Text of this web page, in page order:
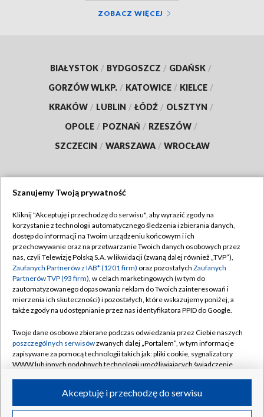
ZOBACZ WIĘCEJ
BIAŁYSTOK / BYDGOSZCZ / GDAŃSK /
GORZÓW WLKP. / KATOWICE / KIELCE /
KRAKÓW / LUBLIN / ŁÓDŹ / OLSZTYN /
OPOLE / POZNAŃ / RZESZÓW /
SZCZECIN / WARSZAWA / WROCŁAW
TVP
Abonament TVP
Emisja w TVP
Centrum informacji TVP
Naziemna Telewizja Cyfrowa
Rada Programowa
System NOS
Informacje o nadawcy
Program dla prasy
Regulamin TVP
Polityka prywatności
Moje zgody
Pomoc
Kontakt
Kanały
©2026 Telewizja Polska S.A. w likwidacji
Szanujemy Twoją prywatność
Kliknij "Akceptuję i przechodzę do serwisu", aby wyrazić zgody na
korzystanie z technologii automatycznego śledzenia i zbierania danych,
dostęp do informacji na Twoim urządzeniu końcowym i ich
przechowywanie oraz na przetwarzanie Twoich danych osobowych przez
nas, czyli Telewizję Polską S.A. w likwidacji (zwaną dalej również „TVP”),
Zaufanych Partnerów z IAB* (1201 firm) oraz pozostałych Zaufanych
Partnerów TVP (93 firm), w celach marketingowych (w tym do
zautomatyzowanego dopasowania reklam do Twoich zainteresowań i
mierzenia ich skuteczności) i pozostałych, które wskazujemy poniżej, a
także zgody na udostępnianie przez nas identyfikatora PPID do Google.
Twoje dane osobowe zbierane podczas odwiedzania przez Ciebie naszych
poszczególnych serwisówzwanych dalej „Portalem”, w tym informacje
zapisywane za pomocą technologii takich jak: pliki cookie, sygnalizatory
WWW lub innych podobnych technologii umożliwiających świadczenie
ruchu w Internecie.Akceptuję i przechodzę do serwisu